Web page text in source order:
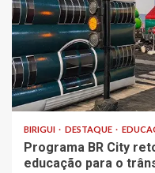
BIRIGUI DESTAQUE
Programa BR City
educação para o